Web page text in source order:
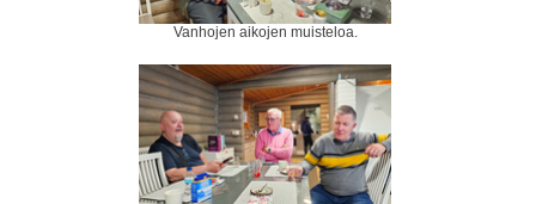
Vanhojen aikojen muisteloa.